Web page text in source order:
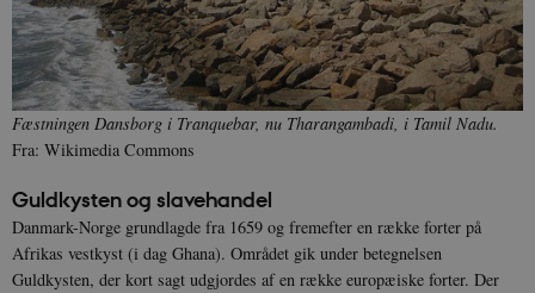
Fæstningen Dansborg i Tranquebar, nu Tharangambadi, i Tamil Nadu.
Fra: Wikimedia Commons
Guldkysten og slavehandel
Danmark-Norge grundlagde fra 1659 og fremefter en række forter på
Afrikas vestkyst (i dag Ghana). Området gik under betegnelsen
Guldkysten, der kort sagt udgjordes af en række europæiske forter. Der